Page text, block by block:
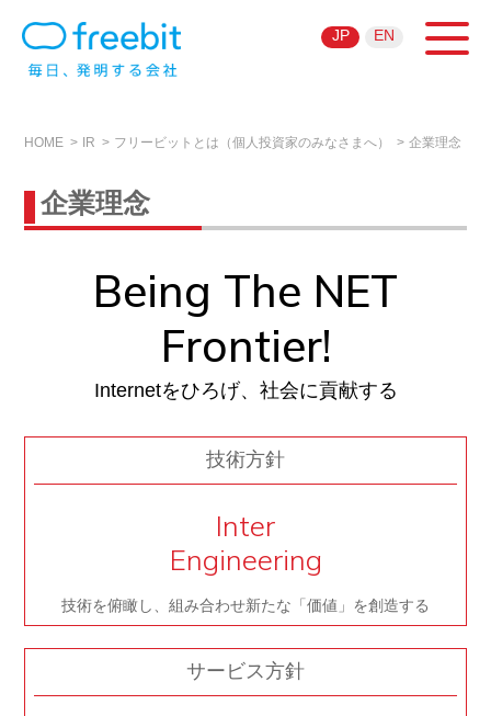
JP EN
HOME IR フリービットとは（個人投資家のみなさまへ） 企業理念
企業理念
Being The NET
Frontier!
Internetをひろげ、社会に貢献する
技術方針
Inter
Engineering
技術を俯瞰し、組み合わせ新たな「価値」を創造する
サービス方針